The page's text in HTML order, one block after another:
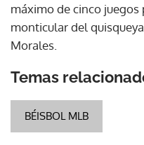
máximo de cinco juegos
monticular del
Morales.
Temas
BÉISBOL MLB